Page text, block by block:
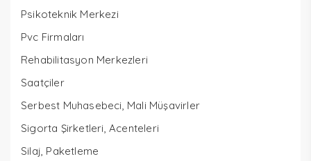
Psikoteknik Merkezi
Pvc Firmaları
Rehabilitasyon Merkezleri
Saatçiler
Serbest Muhasebeci, Mali Müşavirler
Sigorta Şirketleri, Acenteleri
Silaj, Paketleme